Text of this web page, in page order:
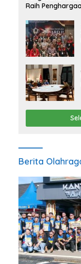
Raih
Berita